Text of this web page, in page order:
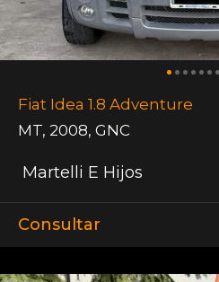
Fiat Idea 1.8 Adventure
MT, 2008, GNC
Martelli E Hijos
Consultar